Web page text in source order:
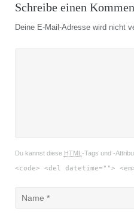
Schreibe einen
Deine E-Mail-Adresse wird nicht
Du kannst diese HTML -Tags und -
<code> <del datetime="">